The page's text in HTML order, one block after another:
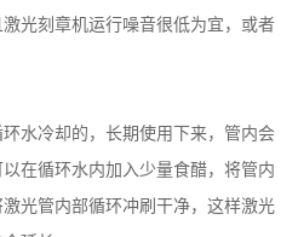
光刻章机运行噪音很低为宜，或者
水冷却的，长期使用下来，管内会
在循环水内加入少量食醋，将管内
光管内部循环冲刷干净，这样激光